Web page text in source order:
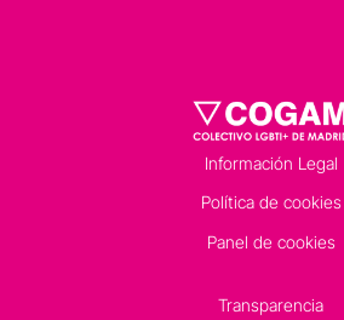
Información Legal
Política de cookies
Panel de cookies
Transparencia